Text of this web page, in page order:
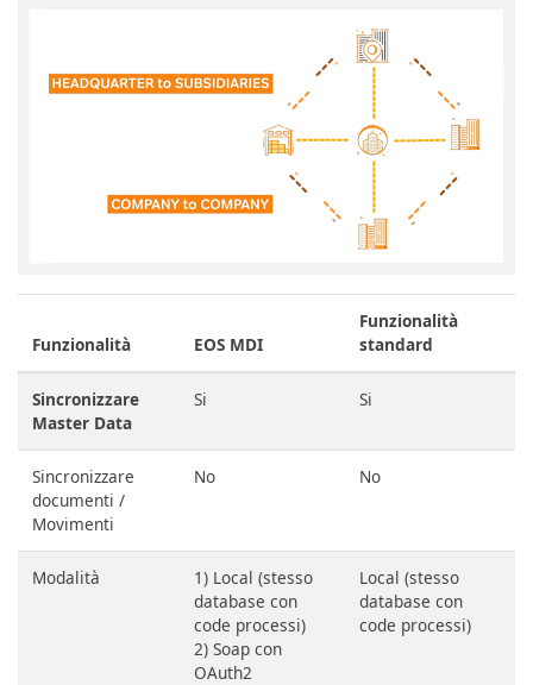
Funzionalità EOS MDI
Funzionalità
standard
Sincronizzare
Master Data
Si Si
Sincronizzare
documenti /
Movimenti
No No
Modalità
1) Local (stesso
database con
code processi)
2) Soap con
OAuth2
Local (stesso
database con
code processi)